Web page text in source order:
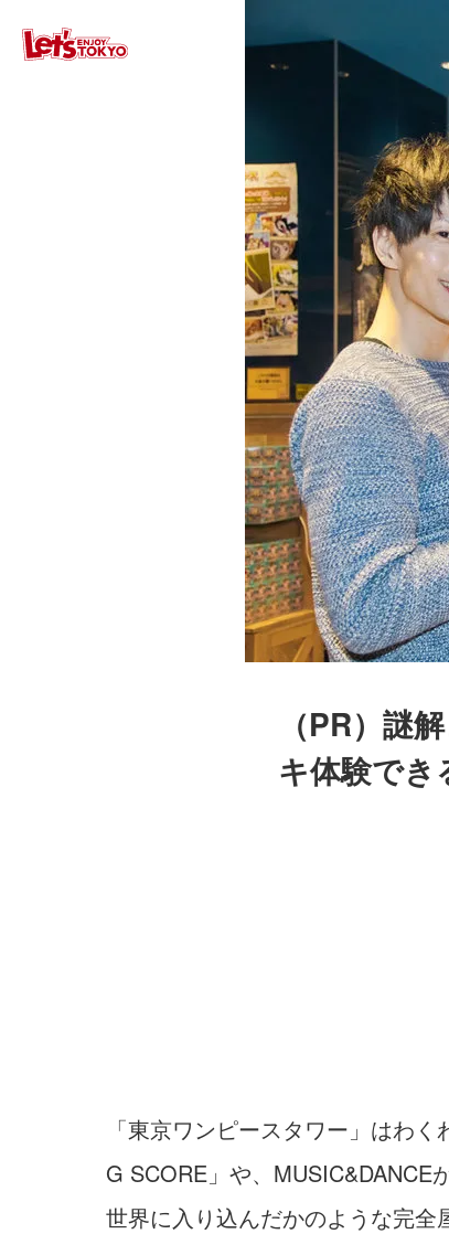
（PR）謎
キ体験でき
「東京ワンピースタワー」はわ
G SCORE」や、
世界に入り込んだかのような完